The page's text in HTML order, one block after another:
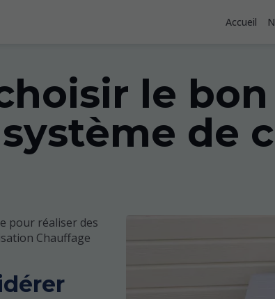
Accueil
le
de
pour réaliser des
Chauffage